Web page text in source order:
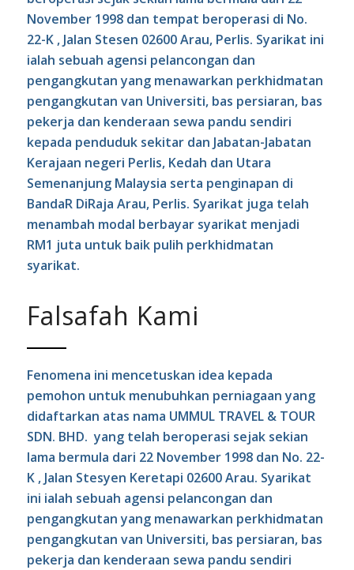
November 1998 dan tempat beroperasi di No.
22-K , Jalan Stesen 02600 Arau, Perlis. Syarikat ini
ialah sebuah agensi pelancongan dan
pengangkutan yang menawarkan perkhidmatan
pengangkutan van Universiti, bas persiaran, bas
pekerja dan kenderaan sewa pandu sendiri
kepada penduduk sekitar dan Jabatan-Jabatan
Kerajaan negeri Perlis, Kedah dan Utara
Semenanjung Malaysia serta penginapan di
BandaR DiRaja Arau, Perlis. Syarikat juga telah
menambah modal berbayar syarikat menjadi
RM1 juta untuk baik pulih perkhidmatan
syarikat.
Falsafah Kami
Fenomena ini mencetuskan idea kepada
pemohon untuk menubuhkan perniagaan yang
didaftarkan atas nama UMMUL TRAVEL & TOUR
SDN. BHD. yang telah beroperasi sejak sekian
lama bermula dari 22 November 1998 dan No. 22-
K , Jalan Stesyen Keretapi 02600 Arau. Syarikat
ini ialah sebuah agensi pelancongan dan
pengangkutan yang menawarkan perkhidmatan
pengangkutan van Universiti, bas persiaran, bas
pekerja dan kenderaan sewa pandu sendiri